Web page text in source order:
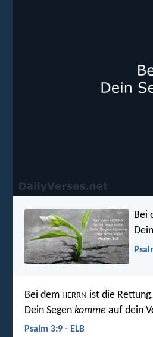
Bei
Bei dem HERRN ist die Rettung.
Dein Segen komme auf dein
Psalm 3:9 - ELB